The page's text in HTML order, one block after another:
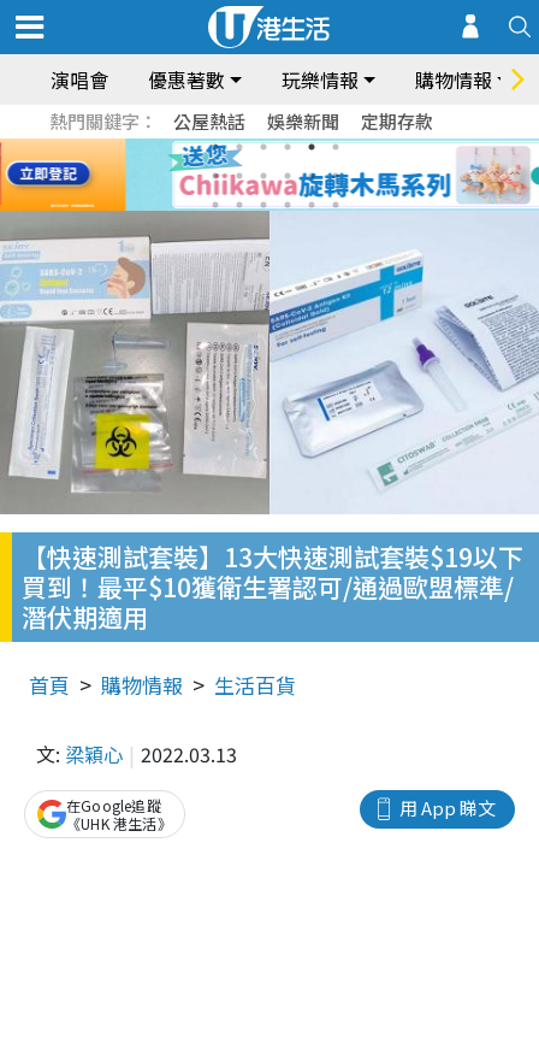
演唱會 優惠著數 玩樂情報 購物情報
熱門關鍵字： 公屋熱話 娛樂新聞 定期存款
【快速測試套裝】13大快速測試套裝$19以下
買到！最平$10獲衛生署認可/通過歐盟標準/
潛伏期適用
首頁 購物情報 生活百貨
文: 梁穎心 2022.03.13
用 App 睇文
在Google追蹤
《UHK 港生活》